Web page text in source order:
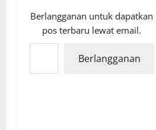
Berlangganan untuk dapatkan
pos terbaru lewat email.
Ketikkan email Anda...
Berlangganan